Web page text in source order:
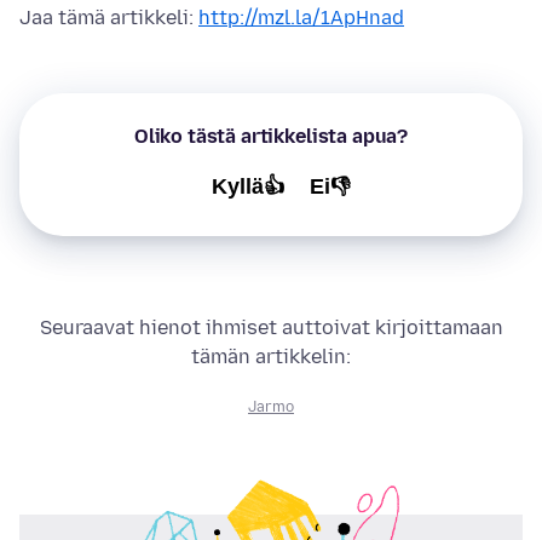
Jaa tämä artikkeli: http://mzl.la/1ApHnad
Oliko tästä artikkelista apua?
Kyllä👍 Ei👎
Seuraavat hienot ihmiset auttoivat kirjoittamaan
tämän artikkelin:
Jarmo